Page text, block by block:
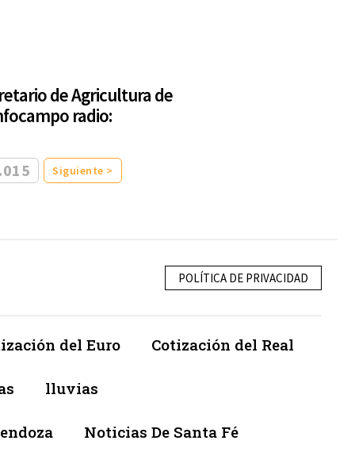
de Agricultura de
radio:
Siguiente >
POLÍTICA DE PRIVACIDAD
del Euro Cotización del Real
lluvias
Noticias De Santa Fé